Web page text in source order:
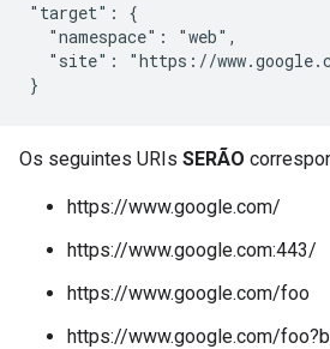
"target": {
  "namespace": "web",
"site": "https://
}
Os seguintes URIs SERÃO
https://www.google.com/
https://www.google.com:443/
https://www.google.com/foo
https://www.google.com/